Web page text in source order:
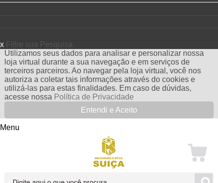
x Filtre sua Pesquisa:
Utilizamos seus dados para analisar e personalizar nossa
loja virtual durante a sua navegação e em serviços de
terceiros parceiros. Ao navegar pela loja virtual, você nos
autoriza a coletar tais informações através do cookies e
utilizá-las para estas finalidades. Em caso de dúvidas,
acesse nossa Política de Privacidade
Entendi e Aceito
Menu